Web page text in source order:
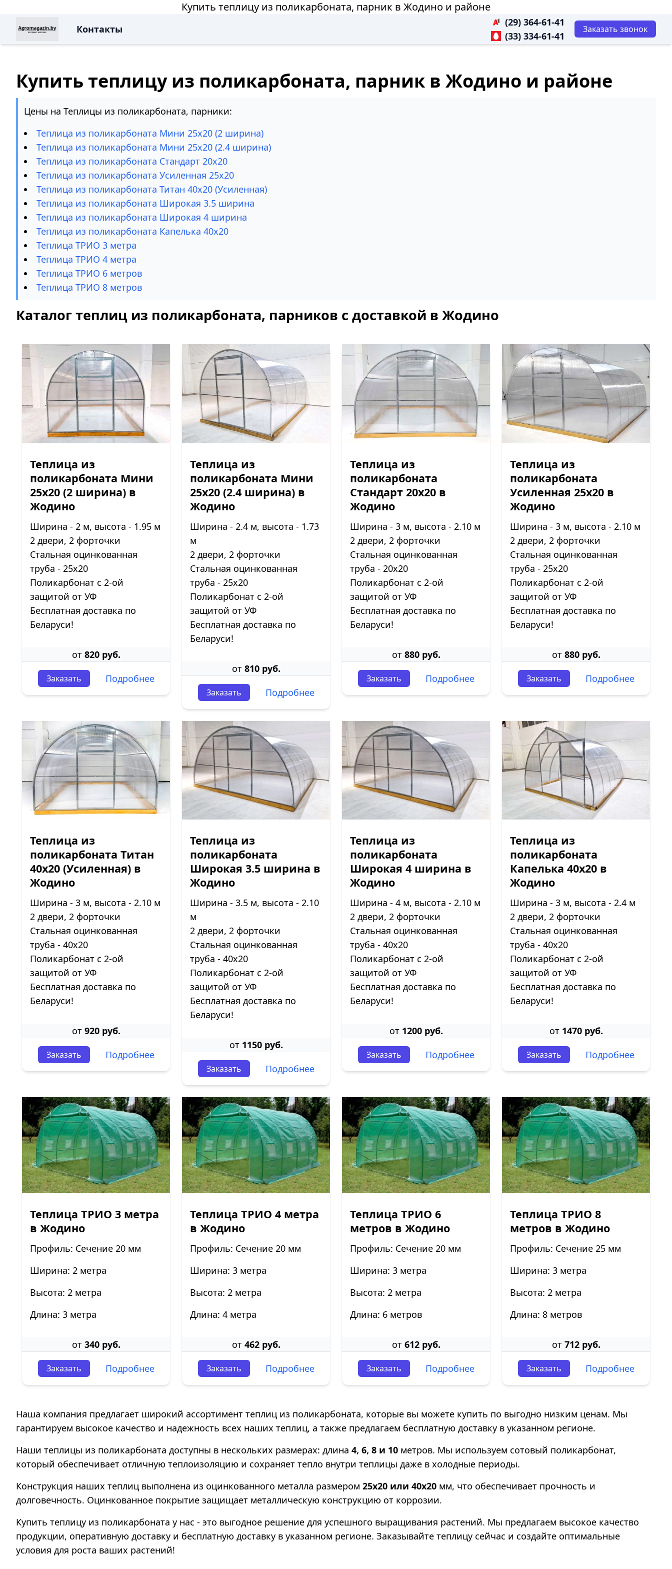
Купить теплицу из поликарбоната, парник в Жодино и районе
Контакты
(29) 364-61-41
(33) 334-61-41
Заказать звонок
Купить теплицу из поликарбоната, парник в Жодино и районе
Цены на Теплицы из поликарбоната, парники:
Теплица из поликарбоната Мини 25х20 (2 ширина)
Теплица из поликарбоната Мини 25х20 (2.4 ширина)
Теплица из поликарбоната Стандарт 20х20
Теплица из поликарбоната Усиленная 25х20
Теплица из поликарбоната Титан 40х20 (Усиленная)
Теплица из поликарбоната Широкая 3.5 ширина
Теплица из поликарбоната Широкая 4 ширина
Теплица из поликарбоната Капелька 40х20
Теплица ТРИО 3 метра
Теплица ТРИО 4 метра
Теплица ТРИО 6 метров
Теплица ТРИО 8 метров
Каталог теплиц из поликарбоната, парников с доставкой в Жодино
Теплица из
поликарбоната Мини
25х20 (2 ширина) в
Жодино
Ширина - 2 м, высота - 1.95 м
2 двери, 2 форточки
Стальная оцинкованная
труба - 25х20
Поликарбонат с 2-ой
защитой от УФ
Бесплатная доставка по
Беларуси!
от 820 руб.
Заказать Подробнее
Теплица из
поликарбоната Мини
25х20 (2.4 ширина) в
Жодино
Ширина - 2.4 м, высота - 1.73
м
2 двери, 2 форточки
Стальная оцинкованная
труба - 25х20
Поликарбонат с 2-ой
защитой от УФ
Бесплатная доставка по
Беларуси!
от 810 руб.
Заказать Подробнее
Теплица из
поликарбоната
Стандарт 20х20 в
Жодино
Ширина - 3 м, высота - 2.10 м
2 двери, 2 форточки
Стальная оцинкованная
труба - 20х20
Поликарбонат с 2-ой
защитой от УФ
Бесплатная доставка по
Беларуси!
от 880 руб.
Заказать Подробнее
Теплица из
поликарбоната
Усиленная 25х20 в
Жодино
Ширина - 3 м, высота - 2.10 м
2 двери, 2 форточки
Стальная оцинкованная
труба - 25х20
Поликарбонат с 2-ой
защитой от УФ
Бесплатная доставка по
Беларуси!
от 880 руб.
Заказать Подробнее
Теплица из
поликарбоната Титан
40х20 (Усиленная) в
Жодино
Ширина - 3 м, высота - 2.10 м
2 двери, 2 форточки
Стальная оцинкованная
труба - 40х20
Поликарбонат с 2-ой
защитой от УФ
Бесплатная доставка по
Беларуси!
от 920 руб.
Заказать Подробнее
Теплица из
поликарбоната
Широкая 3.5 ширина в
Жодино
Ширина - 3.5 м, высота - 2.10
м
2 двери, 2 форточки
Стальная оцинкованная
труба - 40х20
Поликарбонат с 2-ой
защитой от УФ
Бесплатная доставка по
Беларуси!
от 1150 руб.
Заказать Подробнее
Теплица из
поликарбоната
Широкая 4 ширина в
Жодино
Ширина - 4 м, высота - 2.10 м
2 двери, 2 форточки
Стальная оцинкованная
труба - 40х20
Поликарбонат с 2-ой
защитой от УФ
Бесплатная доставка по
Беларуси!
от 1200 руб.
Заказать Подробнее
Теплица из
поликарбоната
Капелька 40х20 в
Жодино
Ширина - 3 м, высота - 2.4 м
2 двери, 2 форточки
Стальная оцинкованная
труба - 40х20
Поликарбонат с 2-ой
защитой от УФ
Бесплатная доставка по
Беларуси!
от 1470 руб.
Заказать Подробнее
Теплица ТРИО 3 метра
в Жодино
Профиль: Сечение 20 мм
Ширина: 2 метра
Высота: 2 метра
Длина: 3 метра
от 340 руб.
Заказать Подробнее
Теплица ТРИО 4 метра
в Жодино
Профиль: Сечение 20 мм
Ширина: 3 метра
Высота: 2 метра
Длина: 4 метра
от 462 руб.
Заказать Подробнее
Теплица ТРИО 6
метров в Жодино
Профиль: Сечение 20 мм
Ширина: 3 метра
Высота: 2 метра
Длина: 6 метров
от 612 руб.
Заказать Подробнее
Теплица ТРИО 8
метров в Жодино
Профиль: Сечение 25 мм
Ширина: 3 метра
Высота: 2 метра
Длина: 8 метров
от 712 руб.
Заказать Подробнее
Наша компания предлагает широкий ассортимент теплиц из поликарбоната, которые вы можете купить по выгодно низким ценам. Мы
гарантируем высокое качество и надежность всех наших теплиц, а также предлагаем бесплатную доставку в указанном регионе.
Наши теплицы из поликарбоната доступны в нескольких размерах: длина 4, 6, 8 и 10 метров. Мы используем сотовый поликарбонат,
который обеспечивает отличную теплоизоляцию и сохраняет тепло внутри теплицы даже в холодные периоды.
Конструкция наших теплиц выполнена из оцинкованного металла размером 25х20 или 40х20 мм, что обеспечивает прочность и
долговечность. Оцинкованное покрытие защищает металлическую конструкцию от коррозии.
Купить теплицу из поликарбоната у нас - это выгодное решение для успешного выращивания растений. Мы предлагаем высокое качество
продукции, оперативную доставку и бесплатную доставку в указанном регионе. Заказывайте теплицу сейчас и создайте оптимальные
условия для роста ваших растений!